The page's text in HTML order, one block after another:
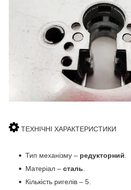
ТЕХНІЧНІ ХАРАКТЕРИСТИКИ
Тип механізму – редукторний
Матеріал – сталь
Кількість ригелів – 5.